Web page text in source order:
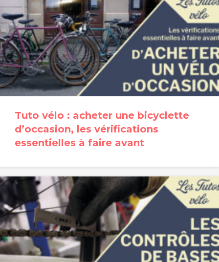
Tuto vélo : acheter une bicyclette
d’occasion, les vérifications
essentielles à faire avant